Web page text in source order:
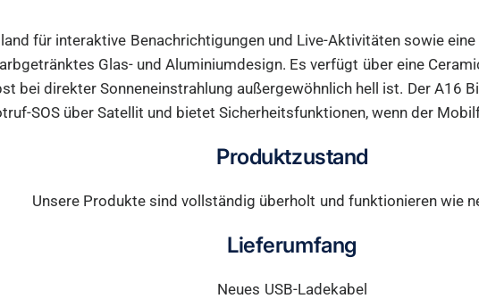
für interaktive Benachrichtigungen und Live-Aktivitäten sowie
Glas- und Aluminiumdesign. Es verfügt über eine
bei direkter Sonneneinstrahlung außergewöhnlich hell ist. Der A16
SOS über Satellit und bietet Sicherheitsfunktionen, wenn der
Produktzustand
Unsere Produkte sind vollständig überholt und funktionieren wie
Lieferumfang
Neues USB-Ladekabel